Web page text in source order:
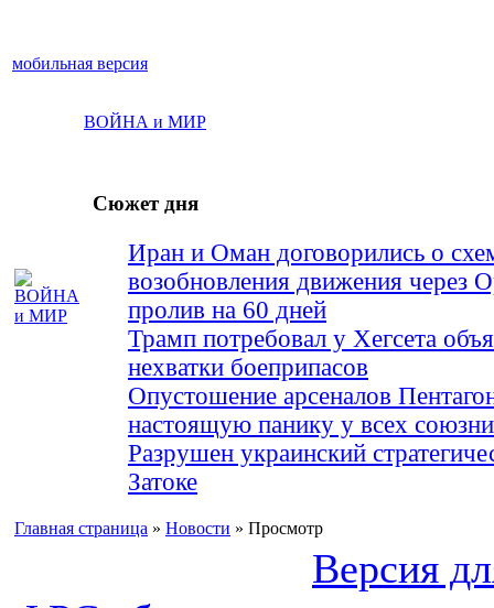
мобильная версия
ВОЙНА и МИР
Сюжет дня
Иран и Оман договорились о
возобновления движения через
пролив на 60 дней
Трамп потребовал у Хегсета
нехватки боеприпасов
Опустошение арсеналов
настоящую панику у всех
Разрушен украинский
Затоке
Главная страница » Новости » Просмотр
Версия